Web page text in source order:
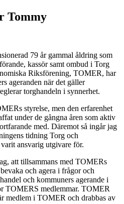
Tommy
79 år gammal åldring som
kassör samt ombud i Torg
Riksförening, TOMER, har
ageranden när det gäller
torghandeln i synnerhet.
styrelse, men den erfarenhet
under de gångna åren som aktiv
med. Däremot så ingår jag
tidning Torg och
ansvarig utgivare för.
att tillsammans med TOMERs
och agera i frågor och
och kommuners agerande i
TOMERS medlemmar. TOMER
medlem i TOMER och drabbas av